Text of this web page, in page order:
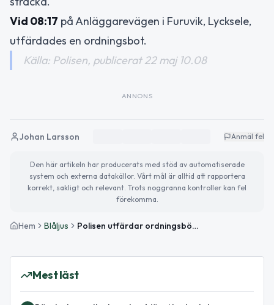
Vid 08:17 på Anläggarevägen i Furuvik, Lycksele,
utfärdades en ordningsbot.
Källa: Polisen, publicerat 22 maj 10.08
ANNONS
Johan Larsson Anmäl fel
Den här artikeln har producerats med stöd av automatiserade
system och externa datakällor. Vårt mål är alltid att rapportera
korrekt, sakligt och relevant. Trots noggranna kontroller kan fel
förekomma.
Hem Blåljus Polisen utfärdar ordningsböter vid trafikkontroller i Västerbotten
Mest läst